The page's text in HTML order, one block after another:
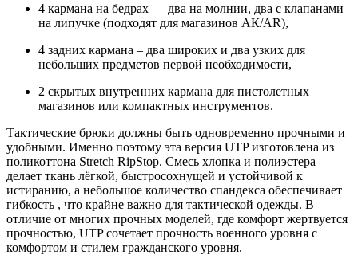
4 кармана на бедрах — два на молнии, два с клапанами
на липучке (подходят для магазинов АК/AR),
4 задних кармана – два широких и два узких для
небольших предметов первой необходимости,
2 скрытых внутренних кармана для пистолетных
магазинов или компактных инструментов.
Тактические брюки должны быть одновременно прочными и
удобными. Именно поэтому эта версия UTP изготовлена ​​из
поликоттона Stretch RipStop. Смесь хлопка и полиэстера
делает ткань лёгкой, быстросохнущей и устойчивой к
истиранию, а небольшое количество спандекса обеспечивает
гибкость , что крайне важно для тактической одежды. В
отличие от многих прочных моделей, где комфорт жертвуется
прочностью, UTP сочетает прочность военного уровня с
комфортом и стилем гражданского уровня.